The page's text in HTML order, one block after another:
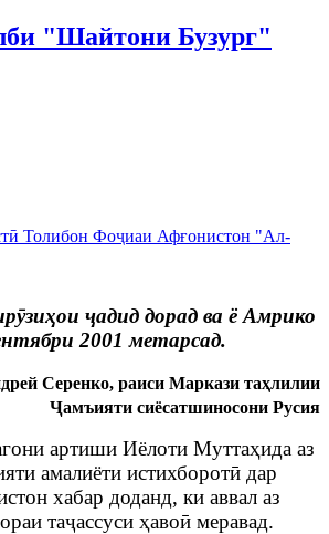
"Шайтони Бузург"
Толибон Фоҷиаи Афғонистон "Ал-
ҷадид дорад ва ё Амрико
2001 метарсад.
Серенко, раиси Маркази таҳлилии
Ҷамъияти сиёсатшиносони Русия
артиши Иёлоти Муттаҳида аз
амалиёти истихборотӣ дар
хабар доданд, ки аввал аз
таҷассуси ҳавоӣ меравад.